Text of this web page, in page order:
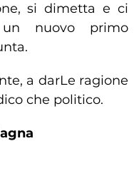
si dimetta e ci
nuovo primo
a darLe ragione
che politico.